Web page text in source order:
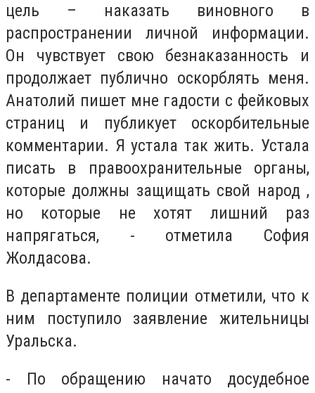
цель – наказать виновного в
распространении личной информации.
Он чувствует свою безнаказанность и
продолжает публично оскорблять меня.
Анатолий пишет мне гадости с фейковых
страниц и публикует оскорбительные
комментарии. Я устала так жить. Устала
писать в правоохранительные органы,
которые должны защищать свой народ ,
но которые не хотят лишний раз
напрягаться, - отметила София
Жолдасова.
В департаменте полиции отметили, что к
ним поступило заявление жительницы
Уральска.
- По обращению начато досудебное